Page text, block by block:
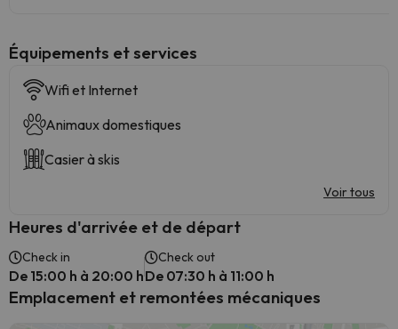
​Équipements et services
Wifi et Internet
Animaux domestiques
Casier à skis
Voir tous
Heures d'arrivée et de départ
Check in
De 15:00 h à 20:00 h
Check out
De 07:30 h à 11:00 h
Emplacement et remontées mécaniques